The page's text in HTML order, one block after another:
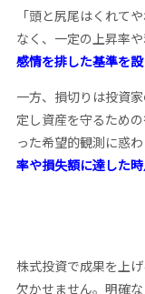
「頭と尻尾はくれて
なく、一定の上昇率
感情を排した基準を
一方、損切りは投資
定し資産を守るため
った希望的観測に惑わ
率や損失額に達した
株式投資で成果を上
欠かせません。明確